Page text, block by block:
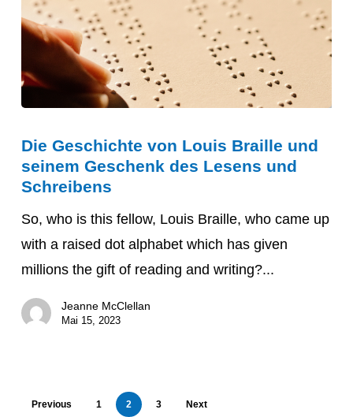
Geschichte
von
Louis
Braille
und
seinem
Geschenk
des
Schreibens
Die Geschichte von Louis Braille und
seinem Geschenk des Lesens und
Schreibens
So, who is this fellow, Louis Braille, who came up
with a raised dot alphabet which has given
millions the gift of reading and writing?...
Jeanne McClellan
Mai 15, 2023
Previous 1 2 3 Next